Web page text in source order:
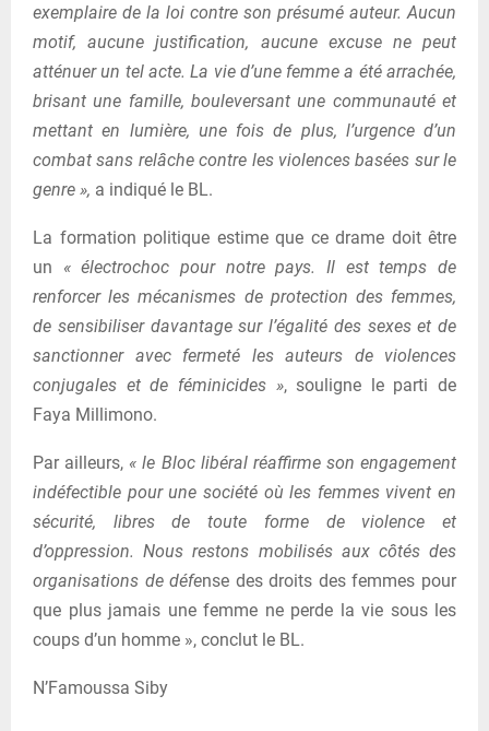
exemplaire de la loi contre son présumé auteur. Aucun
motif, aucune justification, aucune excuse ne peut
atténuer un tel acte. La vie d’une femme a été arrachée,
brisant une famille, bouleversant une communauté et
mettant en lumière, une fois de plus, l’urgence d’un
combat sans relâche contre les violences basées sur le
genre », a indiqué le BL.
La formation politique estime que ce drame doit être
un « électrochoc pour notre pays. Il est temps de
renforcer les mécanismes de protection des femmes,
de sensibiliser davantage sur l’égalité des sexes et de
sanctionner avec fermeté les auteurs de violences
conjugales et de féminicides », souligne le parti de
Faya Millimono.
Par ailleurs, « le Bloc libéral réaffirme son engagement
indéfectible pour une société où les femmes vivent en
sécurité, libres de toute forme de violence et
d’oppression. Nous restons mobilisés aux côtés des
organisations de défense des droits des femmes pour
que plus jamais une femme ne perde la vie sous les
coups d’un homme », conclut le BL.
N’Famoussa Siby